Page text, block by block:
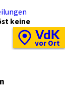
VdK
vor Ort
keine